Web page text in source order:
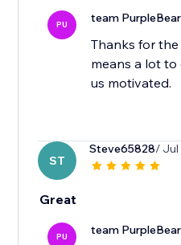
PU team PurpleBear
Thanks for
means a lot to
us motivated.
ST
Steve65828/ Jul
Great
PU team PurpleBear